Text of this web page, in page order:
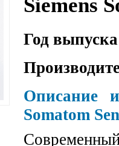
Siemens
Год
Описание и
Somatom